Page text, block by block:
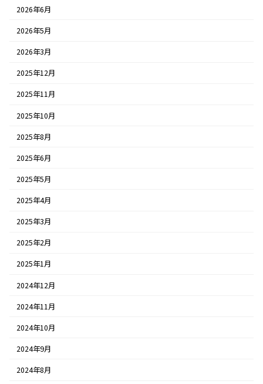
2026年6月
2026年5月
2026年3月
2025年12月
2025年11月
2025年10月
2025年8月
2025年6月
2025年5月
2025年4月
2025年3月
2025年2月
2025年1月
2024年12月
2024年11月
2024年10月
2024年9月
2024年8月